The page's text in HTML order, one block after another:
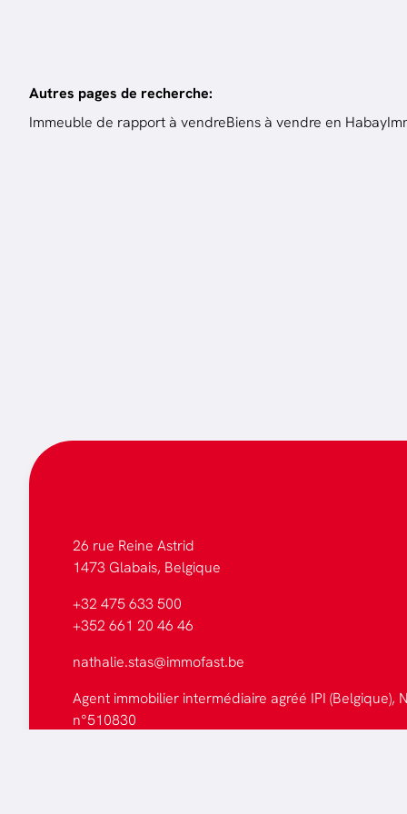
Autres pages de recherche:
Immeuble de rapport à vendreBiens à vendre en Habay
26 rue Reine Astrid
1473 Glabais, Belgique
+32 475 633 500
+352 661 20 46 46
nathalie.stas@immofast.be
Agent immobilier intermédiaire agréé IPI (Belgique),
n°510830